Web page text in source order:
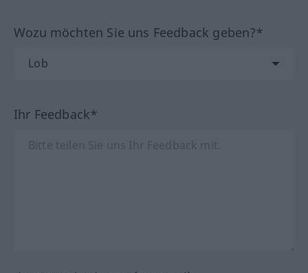
Wozu möchten Sie uns Feedback geben?*
Ihr Feedback*